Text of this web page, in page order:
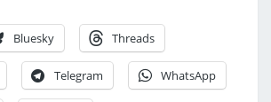
Bluesky Threads
Telegram WhatsApp